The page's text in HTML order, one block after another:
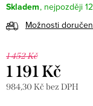
Skladem
Možnosti
1 452 Kč
1 191 Kč
984,30 Kč bez DPH